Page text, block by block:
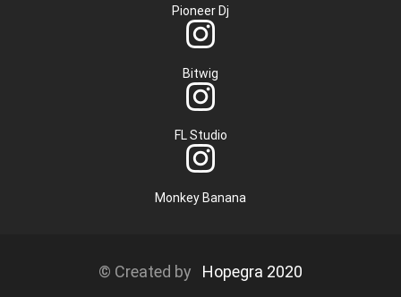
Pioneer Dj
Bitwig
FL Studio
Monkey Banana
© Created by Hopegra 2020